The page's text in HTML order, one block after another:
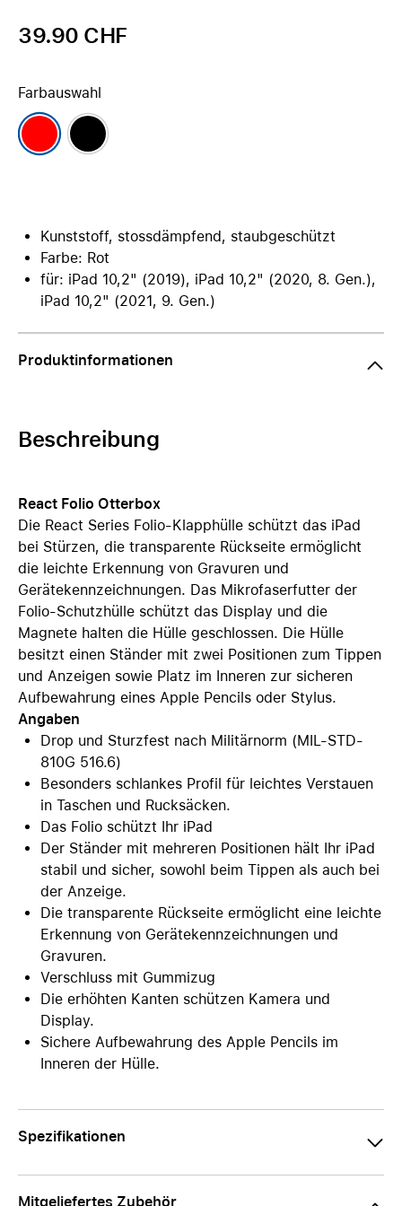
39.90 CHF
Farbauswahl
Kunststoff, stossdämpfend, staubgeschützt
Farbe: Rot
für: iPad 10,2" (2019), iPad 10,2" (2020, 8. Gen.),
iPad 10,2" (2021, 9. Gen.)
Produktinformationen
Beschreibung
React Folio Otterbox
Die React Series Folio-Klapphülle schützt das iPad
bei Stürzen, die transparente Rückseite ermöglicht
die leichte Erkennung von Gravuren und
Gerätekennzeichnungen. Das Mikrofaserfutter der
Folio-Schutzhülle schützt das Display und die
Magnete halten die Hülle geschlossen. Die Hülle
besitzt einen Ständer mit zwei Positionen zum Tippen
und Anzeigen sowie Platz im Inneren zur sicheren
Aufbewahrung eines Apple Pencils oder Stylus.
Angaben
Drop und Sturzfest nach Militärnorm (MIL-STD-
810G 516.6)
Besonders schlankes Profil für leichtes Verstauen
in Taschen und Rucksäcken.
Das Folio schützt Ihr iPad
Der Ständer mit mehreren Positionen hält Ihr iPad
stabil und sicher, sowohl beim Tippen als auch bei
der Anzeige.
Die transparente Rückseite ermöglicht eine leichte
Erkennung von Gerätekennzeichnungen und
Gravuren.
Verschluss mit Gummizug
Die erhöhten Kanten schützen Kamera und
Display.
Sichere Aufbewahrung des Apple Pencils im
Inneren der Hülle.
Spezifikationen
Mitgeliefertes Zubehör